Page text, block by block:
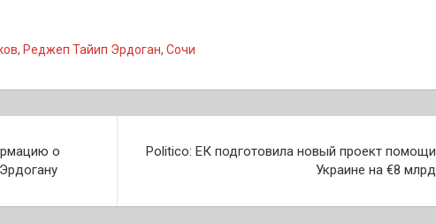
, Реджеп Тайип Эрдоган, Сочи
о
Politico: ЕК подготовила новый проект помощи
Украине на €8 млрд